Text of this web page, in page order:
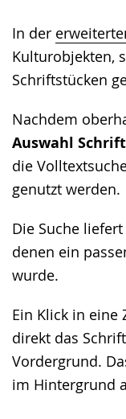
In der
Kulturobjekten,
Schriftstücken
Nachdem
Auswahl
die
genutzt werden.
Die Suche
denen ein
wurde.
Ein Klick in eine
direkt das
Vordergrund.
im Hintergrund
wechseln.
Deutscher
wird